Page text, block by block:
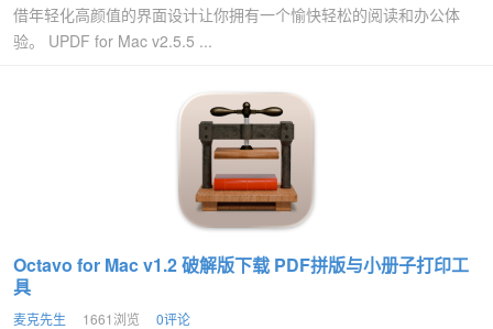
借年轻化高颜值的界面设计让你拥有一个愉快轻松的阅读和办公体
验。 UPDF for Mac v2.5.5 ...
Octavo for Mac v1.2 破解版下载 PDF拼版与小册子打印工
具
麦克先生 1661浏览 0评论